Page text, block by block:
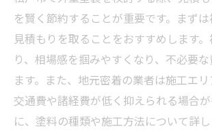
を賢く節約することが重要です。まず
見積もりを取ることをおすすめします
り、相場感を掴みやすくなり、不必要
ます。また、地元密着の業者は施工エリ
交通費や諸経費が低く抑えられる場合
に、塗料の種類や施工方法について詳